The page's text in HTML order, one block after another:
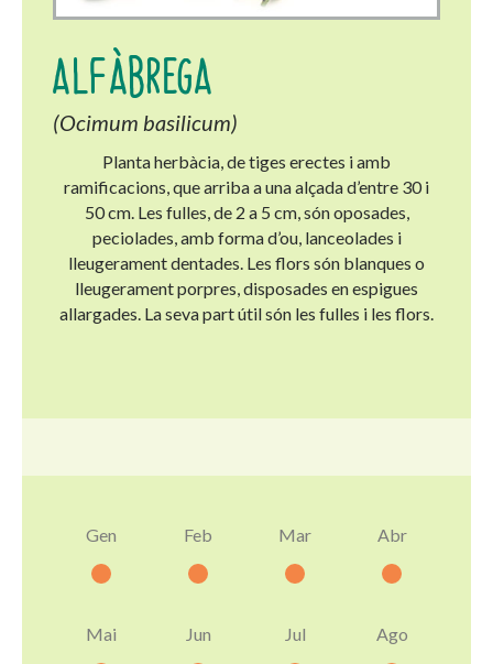
ALFÀBREGA
(Ocimum basilicum)
Planta herbàcia, de tiges erectes i amb
ramificacions, que arriba a una alçada d’entre 30 i
50 cm. Les fulles, de 2 a 5 cm, són oposades,
peciolades, amb forma d’ou, lanceolades i
lleugerament dentades. Les flors són blanques o
lleugerament porpres, disposades en espigues
allargades. La seva part útil són les fulles i les flors.
Gen Feb Mar Abr
Mai Jun Jul Ago